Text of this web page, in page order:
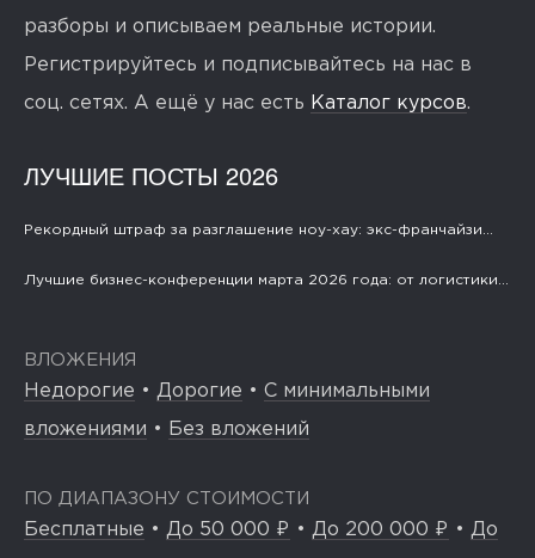
разборы и описываем реальные истории.
Регистрируйтесь и подписывайтесь на нас в
соц. сетях. А ещё у нас есть Каталог курсов.
ЛУЧШИЕ ПОСТЫ 2026
Рекордный штраф за разглашение ноу-хау: экс-франчайзи...
Лучшие бизнес-конференции марта 2026 года: от логистики...
ВЛОЖЕНИЯ
Недорогие • Дорогие • С минимальными
вложениями • Без вложений
ПО ДИАПАЗОНУ СТОИМОСТИ
Бесплатные • До 50 000 ₽ • До 200 000 ₽ • До